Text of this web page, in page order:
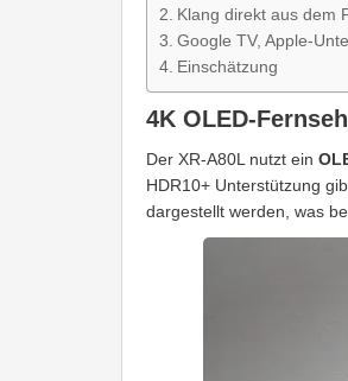
Klang direkt aus dem
Google TV, Apple-
Einschätzung
4K OLED-
Der XR-A80L nutzt ein
HDR10+ Unterstützung
dargestellt werden, was